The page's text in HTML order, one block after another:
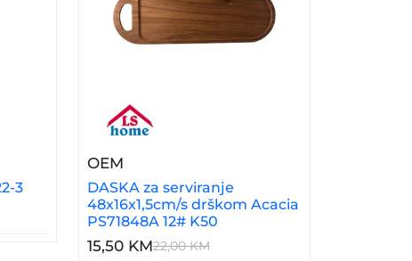
Solnica A5522-3
3
OEM– DASKA Za Serviranje 48x16x1,5cm/
DASKA za serviranje
48x16x1,5cm/s drškom Acacia
PS71848A 12# K50
15,50 KM22,00 KM